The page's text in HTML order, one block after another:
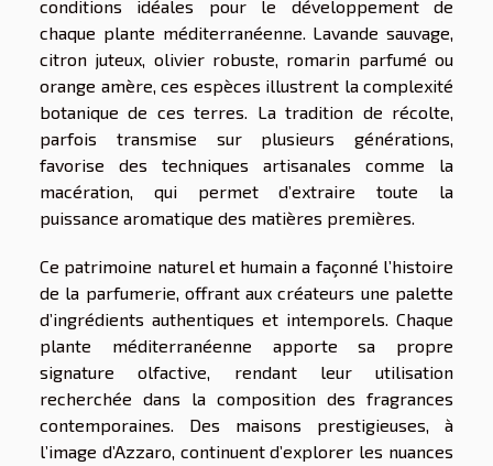
conditions idéales pour le développement de
chaque plante méditerranéenne. Lavande sauvage,
citron juteux, olivier robuste, romarin parfumé ou
orange amère, ces espèces illustrent la complexité
botanique de ces terres. La tradition de récolte,
parfois transmise sur plusieurs générations,
favorise des techniques artisanales comme la
macération, qui permet d’extraire toute la
puissance aromatique des matières premières.
Ce patrimoine naturel et humain a façonné l’histoire
de la parfumerie, offrant aux créateurs une palette
d’ingrédients authentiques et intemporels. Chaque
plante méditerranéenne apporte sa propre
signature olfactive, rendant leur utilisation
recherchée dans la composition des fragrances
contemporaines. Des maisons prestigieuses, à
l’image d’Azzaro, continuent d’explorer les nuances